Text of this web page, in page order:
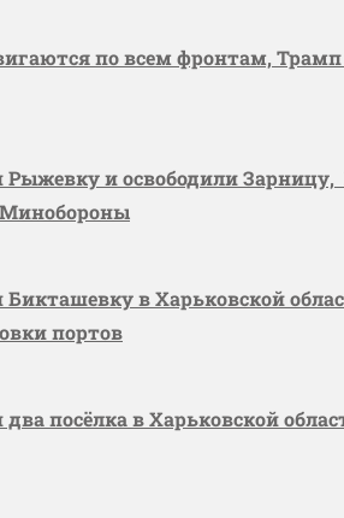
по всем фронтам,
Рыжевку и освободили
Минобороны
Бикташевку в Харьковской
портов
посёлка в Харьковской